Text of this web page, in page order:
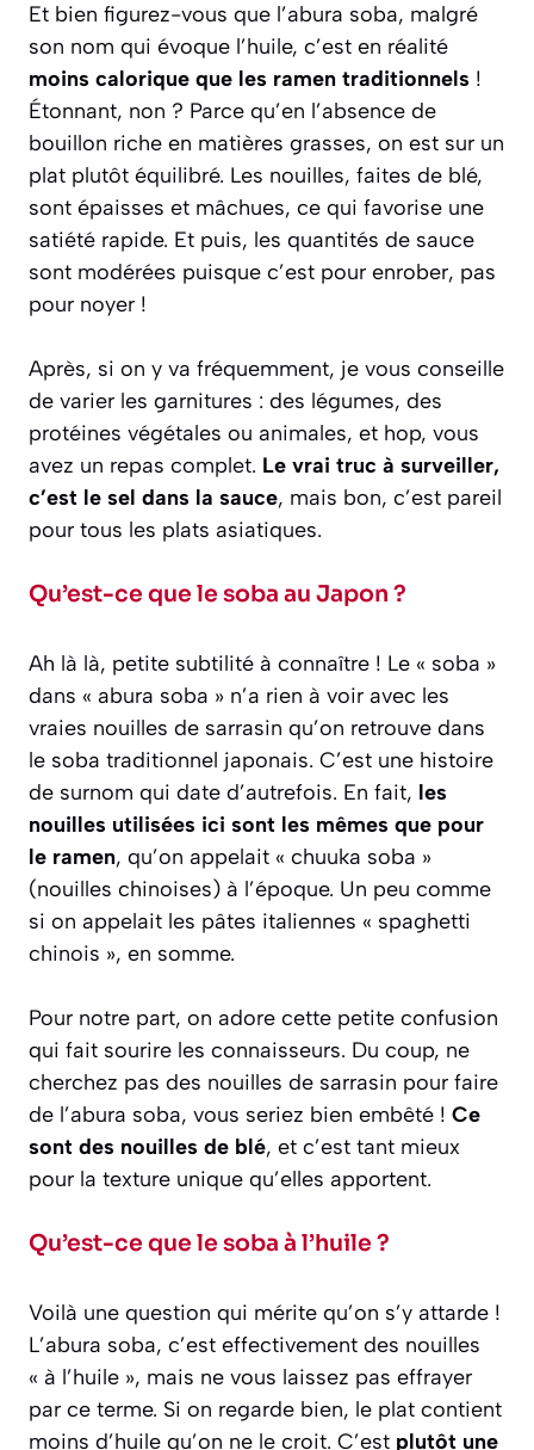
Et bien figurez-vous que l’abura soba, malgré
son nom qui évoque l’huile, c’est en réalité
moins calorique que les ramen traditionnels !
Étonnant, non ? Parce qu’en l’absence de
bouillon riche en matières grasses, on est sur un
plat plutôt équilibré. Les nouilles, faites de blé,
sont épaisses et mâchues, ce qui favorise une
satiété rapide. Et puis, les quantités de sauce
sont modérées puisque c’est pour enrober, pas
pour noyer !
Après, si on y va fréquemment, je vous conseille
de varier les garnitures : des légumes, des
protéines végétales ou animales, et hop, vous
avez un repas complet. Le vrai truc à surveiller,
c’est le sel dans la sauce, mais bon, c’est pareil
pour tous les plats asiatiques.
Qu’est-ce que le soba au Japon ?
Ah là là, petite subtilité à connaître ! Le « soba »
dans « abura soba » n’a rien à voir avec les
vraies nouilles de sarrasin qu’on retrouve dans
le soba traditionnel japonais. C’est une histoire
de surnom qui date d’autrefois. En fait, les
nouilles utilisées ici sont les mêmes que pour
le ramen, qu’on appelait « chuuka soba »
(nouilles chinoises) à l’époque. Un peu comme
si on appelait les pâtes italiennes « spaghetti
chinois », en somme.
Pour notre part, on adore cette petite confusion
qui fait sourire les connaisseurs. Du coup, ne
cherchez pas des nouilles de sarrasin pour faire
de l’abura soba, vous seriez bien embêté ! Ce
sont des nouilles de blé, et c’est tant mieux
pour la texture unique qu’elles apportent.
Qu’est-ce que le soba à l’huile ?
Voilà une question qui mérite qu’on s’y attarde !
L’abura soba, c’est effectivement des nouilles
« à l’huile », mais ne vous laissez pas effrayer
par ce terme. Si on regarde bien, le plat contient
moins d’huile qu’on ne le croit. C’est plutôt une